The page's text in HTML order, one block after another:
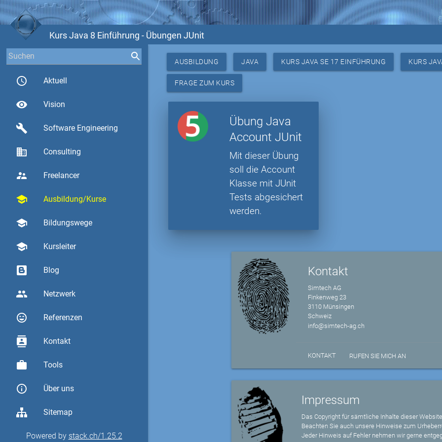
Kurs Java 8 Einführung - Übungen JUnit
access_time Aktuell
visibility Vision
build Software Engineering
business Consulting
supervisor_account Freelancer
school Ausbildung/Kurse
school Bildungswege
school Kursleiter
Blog
group Netzwerk
sentiment_very_satisfied Referenzen
contacts Kontakt
work Tools
info_outline Über uns
Sitemap
Powered by stack.ch/1.25.2
AUSBILDUNG JAVA KURS JAVA SE 17 EINFÜHRUNG KURS
FRAGE ZUM KURS
Übung Java
Account JUnit
Mit dieser Übung
soll die Account
Klasse mit JUnit
Tests abgesichert
werden.
Kontakt
Simtech AG
Finkenweg 23
3110 Münsingen
Schweiz
info@simtech-ag.ch
KONTAKT RUFEN SIE MICH AN
Impressum
Das Copyright für sämtliche Inhalte dieser
Beachten Sie auch unsere Hinweise zum
Jeder Hinweis auf Fehler nehmen wir gerne